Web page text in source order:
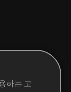
하는 고